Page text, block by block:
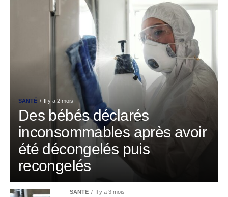
SANTÉ Il y a 2 mois
Des bébés déclarés
inconsommables après avoir
été décongelés puis
recongelés
SANTÉ Il y a 3 mois